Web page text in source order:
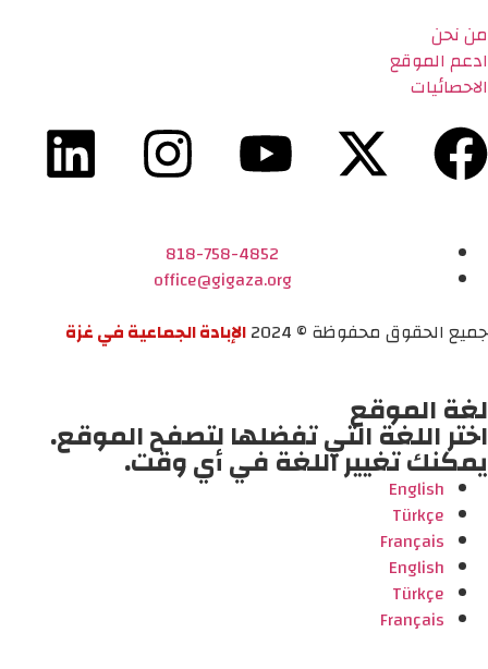
من نحن
ادعم الموقع
الاحصائيات
818-758-4852
office@gigaza.org
جميع الحقوق محفوظة © 2024
الإبادة الجماعية في غزة
لغة الموقع
اختر اللغة التي تفضلها لتصفح الموقع.
يمكنك تغيير اللغة في أي وقت.
English
Türkçe
Français
English
Türkçe
Français